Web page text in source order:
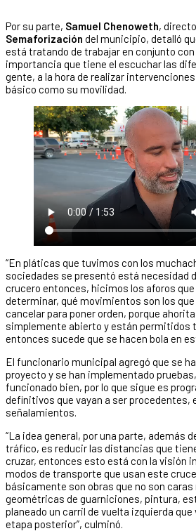
Por su parte, Samuel Chenoweth,
Semaforización del municipio, detalló
está tratando de trabajar en conjunto
importancia que tiene el escuchar las
gente, a la hora de realizar
básico como su movilidad.
“En pláticas que tuvimos con los
sociedades se presentó está necesidad
crucero entonces, hicimos los aforos
determinar, qué movimientos son los
cancelar para poner orden, porque
simplemente abierto y están permitidos
entonces sucede que se hacen bola en
El funcionario municipal agregó que se
proyecto y se han implementado
funcionado bien, por lo que sigue es
definitivos que vayan a ser procedentes,
señalamientos.
“La idea general, por una parte, además
tráfico, es reducir las distancias que
cruzar, entonces esto está con la visión
modos de transporte que usan este
básicamente son obras que no son
geométricas de guarniciones, pintura,
planeado un carril de vuelta izquierda que
etapa posterior”, culminó.